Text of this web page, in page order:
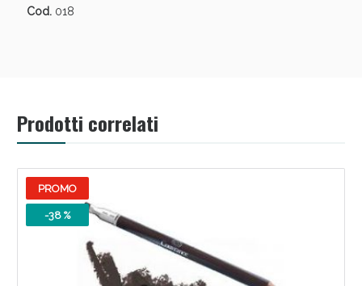
Cod.018
Prodotti correlati
PROMO
-38 %
Benessere Intestinale: Sconto fino al 55% valido